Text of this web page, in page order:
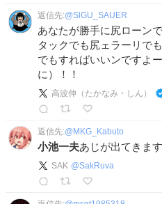
返信先:@SlGU_SAUER
あなたが勝手に尻ローン
タックでも尻ェラーリで
でもすればいいンですよ
に）！！
高波伸（たかなみ・しん）
返信先:@ MKG_Kabuto
小池一夫あじが出てきま
SAK @SakRuva